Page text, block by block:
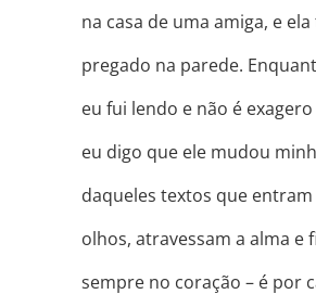
na casa de uma amiga, e
pregado na parede.
eu fui lendo e não é
eu digo que ele mudou
daqueles textos que
olhos, atravessam a alma e
sempre no coração – é por